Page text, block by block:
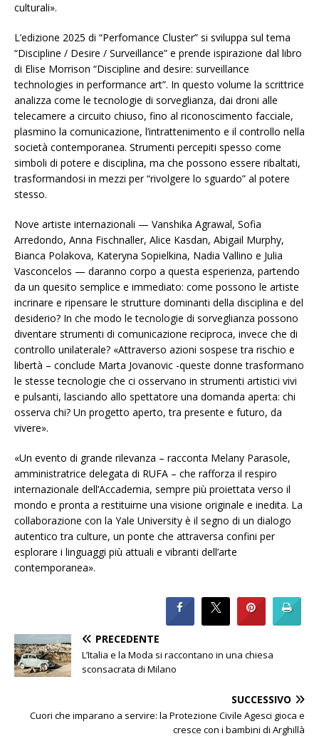
culturali».
L’edizione 2025 di “Perfomance Cluster” si sviluppa sul tema
“Discipline / Desire / Surveillance” e prende ispirazione dal libro
di Elise Morrison “Discipline and desire: surveillance
technologies in performance art”. In questo volume la scrittrice
analizza come le tecnologie di sorveglianza, dai droni alle
telecamere a circuito chiuso, fino al riconoscimento facciale,
plasmino la comunicazione, l’intrattenimento e il controllo nella
società contemporanea. Strumenti percepiti spesso come
simboli di potere e disciplina, ma che possono essere ribaltati,
trasformandosi in mezzi per “rivolgere lo sguardo” al potere
stesso.
Nove artiste internazionali — Vanshika Agrawal, Sofia
Arredondo, Anna Fischnaller, Alice Kasdan, Abigail Murphy,
Bianca Polakova, Kateryna Sopielkina, Nadia Vallino e Julia
Vasconcelos — daranno corpo a questa esperienza, partendo
da un quesito semplice e immediato: come possono le artiste
incrinare e ripensare le strutture dominanti della disciplina e del
desiderio? In che modo le tecnologie di sorveglianza possono
diventare strumenti di comunicazione reciproca, invece che di
controllo unilaterale? «Attraverso azioni sospese tra rischio e
libertà – conclude Marta Jovanovic -queste donne trasformano
le stesse tecnologie che ci osservano in strumenti artistici vivi
e pulsanti, lasciando allo spettatore una domanda aperta: chi
osserva chi? Un progetto aperto, tra presente e futuro, da
vivere».
«Un evento di grande rilevanza – racconta Melany Parasole,
amministratrice delegata di RUFA – che rafforza il respiro
internazionale dell’Accademia, sempre più proiettata verso il
mondo e pronta a restituirne una visione originale e inedita. La
collaborazione con la Yale University è il segno di un dialogo
autentico tra culture, un ponte che attraversa confini per
esplorare i linguaggi più attuali e vibranti dell’arte
contemporanea».
PRECEDENTE
L’Italia e la Moda si raccontano in una chiesa
sconsacrata di Milano
SUCCESSIVO
Cuori che imparano a servire: la Protezione Civile Agesci gioca e
cresce con i bambini di Arghillà